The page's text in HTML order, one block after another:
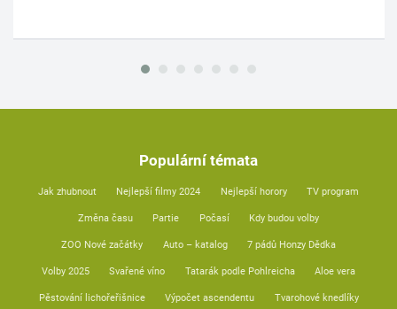
Populární témata
Jak zhubnout Nejlepší filmy 2024 Nejlepší horory TV program
Změna času Partie Počasí Kdy budou volby
ZOO Nové začátky Auto – katalog 7 pádů Honzy Dědka
Volby 2025 Svařené víno Tatarák podle Pohlreicha Aloe vera
Pěstování lichořeřišnice Výpočet ascendentu Tvarohové knedlíky